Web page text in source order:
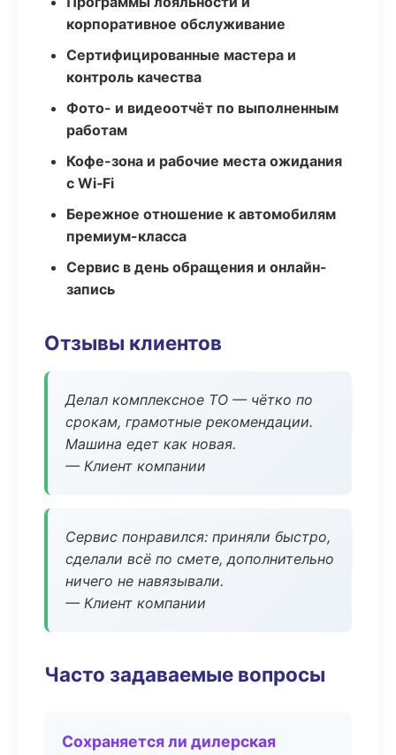
корпоративное обслуживание
Сертифицированные мастера и
контроль качества
Фото- и видеоотчёт по выполненным
работам
Кофе-зона и рабочие места ожидания
с Wi‑Fi
Бережное отношение к автомобилям
премиум-класса
Сервис в день обращения и онлайн-
запись
Отзывы клиентов
Делал комплексное ТО — чётко по
срокам, грамотные рекомендации.
Машина едет как новая.
— Клиент компании
Сервис понравился: приняли быстро,
сделали всё по смете, дополнительно
ничего не навязывали.
— Клиент компании
Часто задаваемые вопросы
Сохраняется ли дилерская